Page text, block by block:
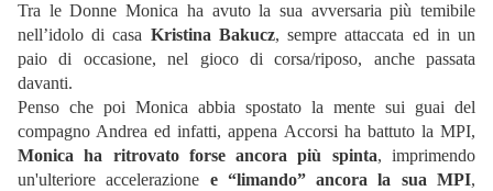
Tra le Donne Monica ha avuto la sua avversaria più temibile
nell’idolo di casa Kristina Bakucz, sempre attaccata ed in un
paio di occasione, nel gioco di corsa/riposo, anche passata
davanti.
Penso che poi Monica abbia spostato la mente sui guai del
compagno Andrea ed infatti, appena Accorsi ha battuto la MPI,
Monica ha ritrovato forse ancora più spinta, imprimendo
un'ulteriore accelerazione e “limando” ancora la sua MPI,